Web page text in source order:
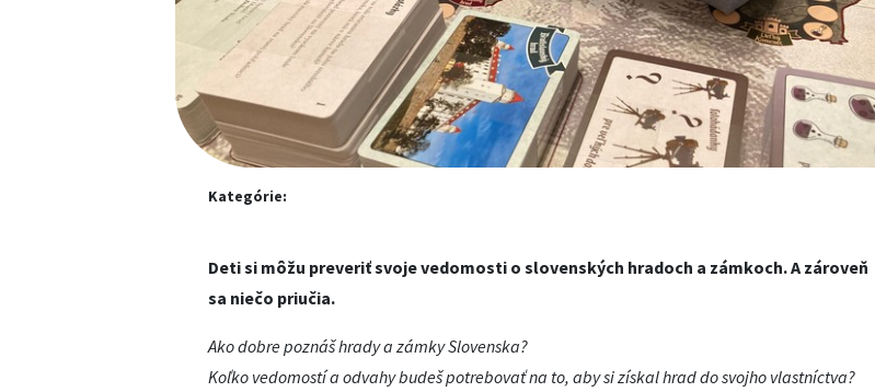
Kategórie:
Deti si môžu preveriť svoje vedomosti o slovenských hradoch a zámkoch. A zároveň
sa niečo priučia.
Ako dobre poznáš hrady a zámky Slovenska?
Koľko vedomostí a odvahy budeš potrebovať na to, aby si získal hrad do svojho vlastníctva?